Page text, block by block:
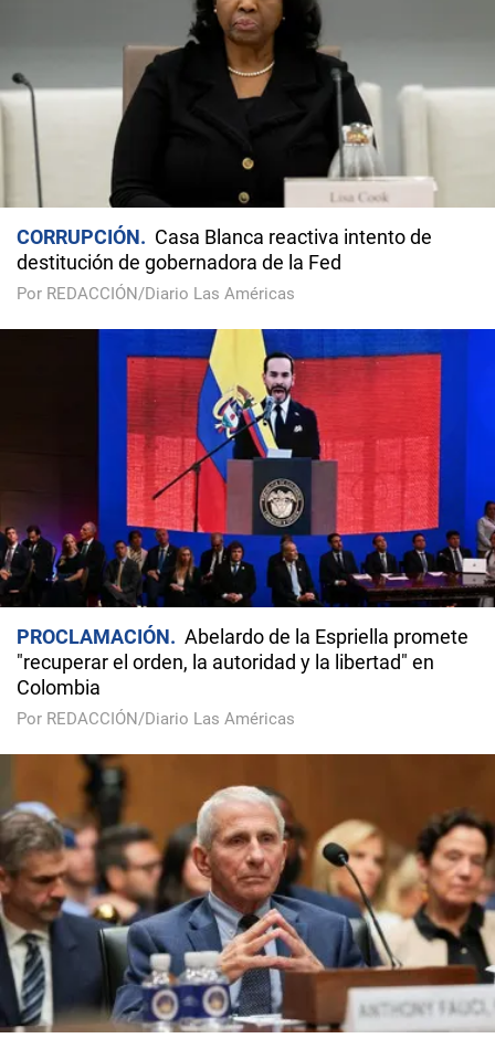
CORRUPCIÓN
Casa Blanca reactiva intento de
destitución de gobernadora de la Fed
Por REDACCIÓN/Diario Las Américas
PROCLAMACIÓN
Abelardo de la Espriella promete
"recuperar el orden, la autoridad y la libertad" en
Colombia
Por REDACCIÓN/Diario Las Américas